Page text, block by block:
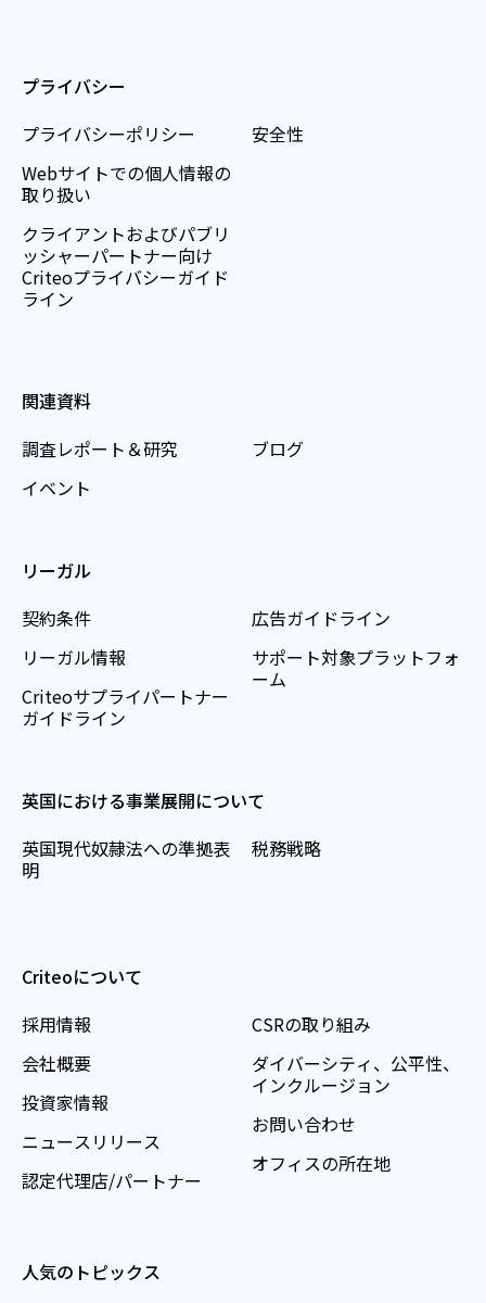
プライバシー
プライバシーポリシー
Webサイトでの個人情報の
取り扱い
クライアントおよびパブリ
ッシャーパートナー向け
Criteoプライバシーガイド
ライン
安全性
関連資料
調査レポート＆研究
イベント
ブログ
リーガル
契約条件
リーガル情報
Criteoサプライパートナー
ガイドライン
広告ガイドライン
サポート対象プラットフォ
ーム
英国における事業展開について
英国現代奴隷法への準拠表
明
税務戦略
Criteoについて
採用情報
会社概要
投資家情報
ニュースリリース
認定代理店/パートナー
CSRの取り組み
ダイバーシティ、公平性、
インクルージョン
お問い合わせ
オフィスの所在地
人気のトピックス